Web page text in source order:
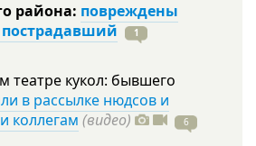
района: повреждены
1
театре кукол: бывшего
в рассылке нюдсов и
коллегам (видео) 6